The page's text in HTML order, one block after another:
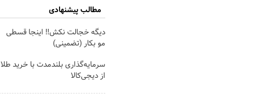
مطالب پیشنهادی
دیگه خجالت نکش‼️ اینجا قسطی
مو بکار (تضمینی)
سرمایه‌گذاری بلندمدت با خرید طلا
از دیجی‌کالا